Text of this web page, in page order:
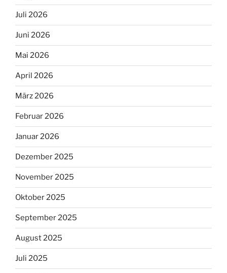
Juli 2026
Juni 2026
Mai 2026
April 2026
März 2026
Februar 2026
Januar 2026
Dezember 2025
November 2025
Oktober 2025
September 2025
August 2025
Juli 2025